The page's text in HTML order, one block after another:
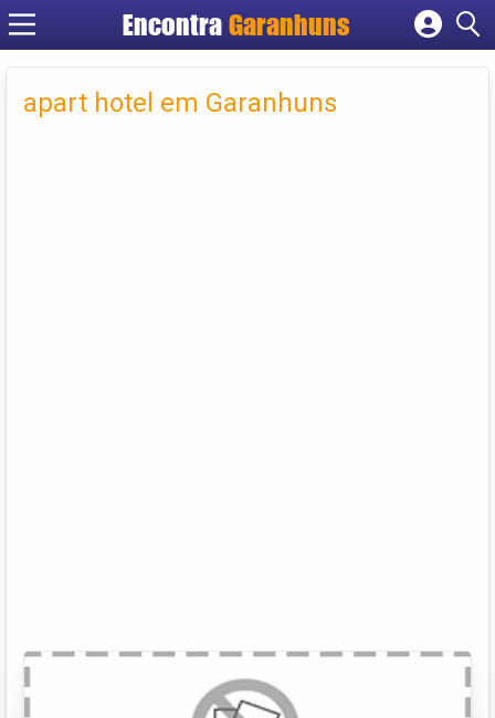
EncontraGaranhuns
Cadastrar empresa
Criar conta
apart hotel em Garanhuns